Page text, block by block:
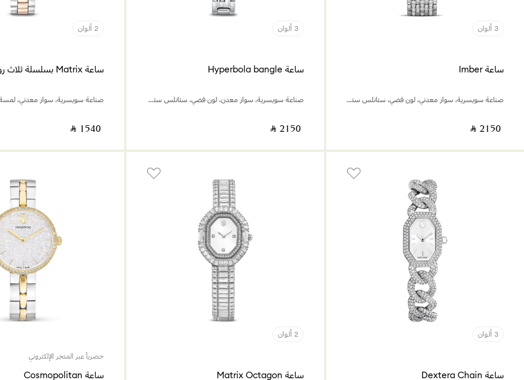
3 ألوان
ساعة Imber
صناعة سويسرية، سوار معدني، لون فضي، ستانلس ستيل
‎ ⃁ ⁦2150⁩ ‎
3 ألوان
ساعة Hyperbola bangle
صناعة سويسرية، سوار معدن، لون فضي، ستانلس ستيل
‎ ⃁ ⁦2150⁩ ‎
2 ألوان
ساعة Matrix بسلسلة ثلاث روابط
‎ ⃁ ⁦1540⁩ ‎
3 ألوان
ساعة Dextera Chain
2 ألوان
ساعة Matrix Octagon
حصرياً عبر المتجر الإلكتروني
ساعة Cosmopolitan